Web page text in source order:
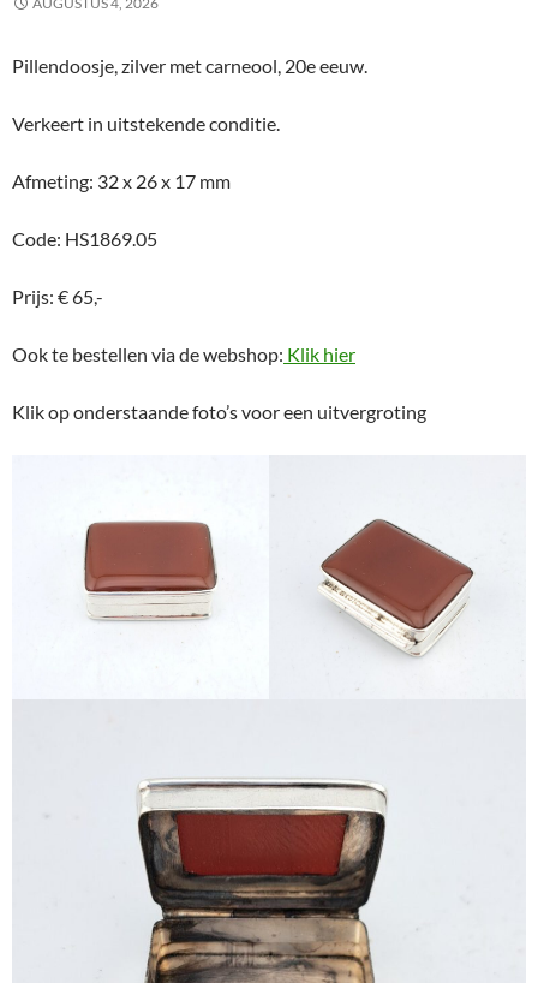
Pillendoosje, zilver met carneool, 20e eeuw.
Verkeert in uitstekende conditie.
Afmeting: 32 x 26 x 17 mm
Code: HS1869.05
Prijs: € 65,-
Ook te bestellen via de webshop: Klik hier
Klik op onderstaande foto’s voor een uitvergroting